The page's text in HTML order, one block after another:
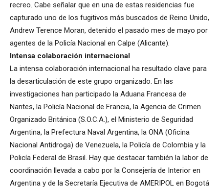
recreo. Cabe señalar que en una de estas residencias fue
capturado uno de los fugitivos más buscados de Reino Unido,
Andrew Terence Moran, detenido el pasado mes de mayo por
agentes de la Policía Nacional en Calpe (Alicante).
Intensa colaboración internacional
La intensa colaboración internacional ha resultado clave para
la desarticulación de este grupo organizado. En las
investigaciones han participado la Aduana Francesa de
Nantes, la Policía Nacional de Francia, la Agencia de Crimen
Organizado Británica (S.O.C.A.), el Ministerio de Seguridad
Argentina, la Prefectura Naval Argentina, la ONA (Oficina
Nacional Antidroga) de Venezuela, la Policía de Colombia y la
Policía Federal de Brasil. Hay que destacar también la labor de
coordinación llevada a cabo por la Consejería de Interior en
Argentina y de la Secretaría Ejecutiva de AMERIPOL en Bogotá